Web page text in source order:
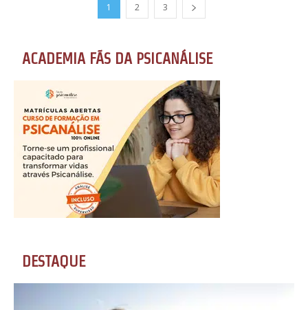
1 2 3
ACADEMIA FÃS DA PSICANÁLISE
DESTAQUE